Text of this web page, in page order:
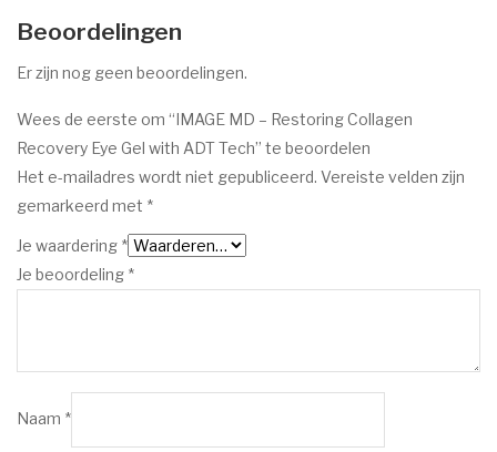
Beoordelingen
Er zijn nog geen beoordelingen.
Wees de eerste om “IMAGE MD – Restoring Collagen
Recovery Eye Gel with ADT Tech” te beoordelen
Het e-mailadres wordt niet gepubliceerd. Vereiste velden zijn
gemarkeerd met *
Je waardering *
Je beoordeling *
Naam *